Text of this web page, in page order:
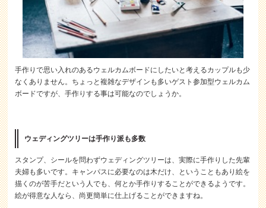
手作りで思い入れのあるウェルカムボードにしたいと考えるカップルも少
なくありません。ちょっと複雑なデザインも多いゲスト参加型ウェルカム
ボードですが、手作りする事は可能なのでしょうか。
ウェディングツリーは手作り派も多数
スタンプ、シールを問わずウェディングツリーは、実際に手作りした先輩
夫婦も多いです。キャンパスに必要なのは木だけ、ということもあり絵を
描くのが苦手だという人でも、何とか手作りすることができるようです。
絵が得意な人なら、尚更簡単に仕上げることができますね。